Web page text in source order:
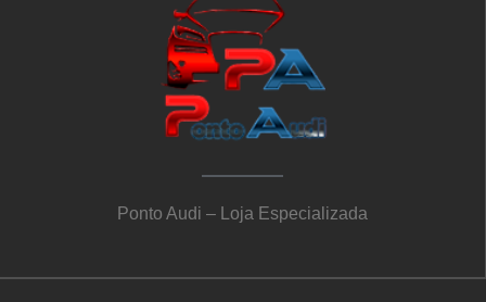
Ponto Audi – Loja Especializada